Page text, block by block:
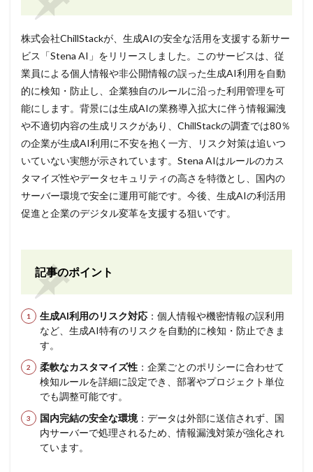
株式会社ChillStackが、生成AIの安全な活用を支援する新サー
ビス「Stena AI」をリリースしました。このサービスは、従
業員による個人情報や非公開情報の誤った生成AI利用を自動
的に検知・防止し、企業独自のルールに沿った利用管理を可
能にします。背景には生成AIの業務導入拡大に伴う情報漏洩
や不適切内容の生成リスクがあり、ChillStackの調査では80％
の企業が生成AI利用に不安を抱く一方、リスク対策は追いつ
いていない実態が示されています。Stena AIはルールのカス
タマイズ性やデータセキュリティの高さを特徴とし、国内の
サーバー環境で安全に運用可能です。今後、生成AIの利活用
促進と企業のデジタル変革を支援する狙いです。
記事のポイント
生成AI利用のリスク対応 ：個人情報や機密情報の誤利用
など、生成AI特有のリスクを自動的に検知・防止できま
す。
柔軟なカスタマイズ性 ：企業ごとのポリシーに合わせて
検知ルールを詳細に設定でき、部署やプロジェクト単位
でも調整可能です。
国内完結の安全な環境：データは外部に送信されず、国
内サーバーで処理されるため、情報漏洩対策が強化され
ています。